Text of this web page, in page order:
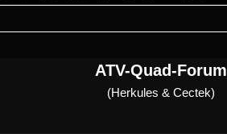
ATV-Quad-Forum
(Herkules & Cectek)